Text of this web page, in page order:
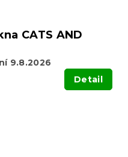
CATS AND
9.8.2026
Detail